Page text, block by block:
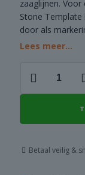
zaaglijnen.
Stone Template
door als
Lees meer...
template
aantal
Betaal veilig &
DEALS